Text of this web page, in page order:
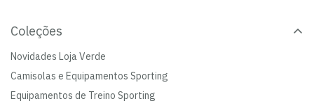
Coleções
Novidades Loja Verde
Camisolas e Equipamentos Sporting
Equipamentos de Treino Sporting